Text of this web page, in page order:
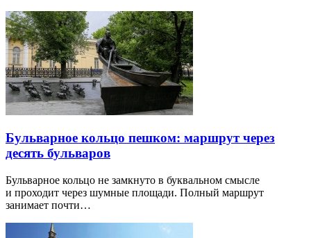
Бульварное кольцо пешком: маршрут через
десять бульваров
Бульварное кольцо не замкнуто в буквальном смысле
и проходит через шумные площади. Полный маршрут
занимает почти…